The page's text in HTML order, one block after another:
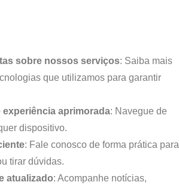
sobre nossos serviços: Saiba mais
que utilizamos para garantir
aprimorada: Navegue de
dispositivo.
: Fale conosco de forma prática para
tirar dúvidas.
atualizado: Acompanhe notícias,